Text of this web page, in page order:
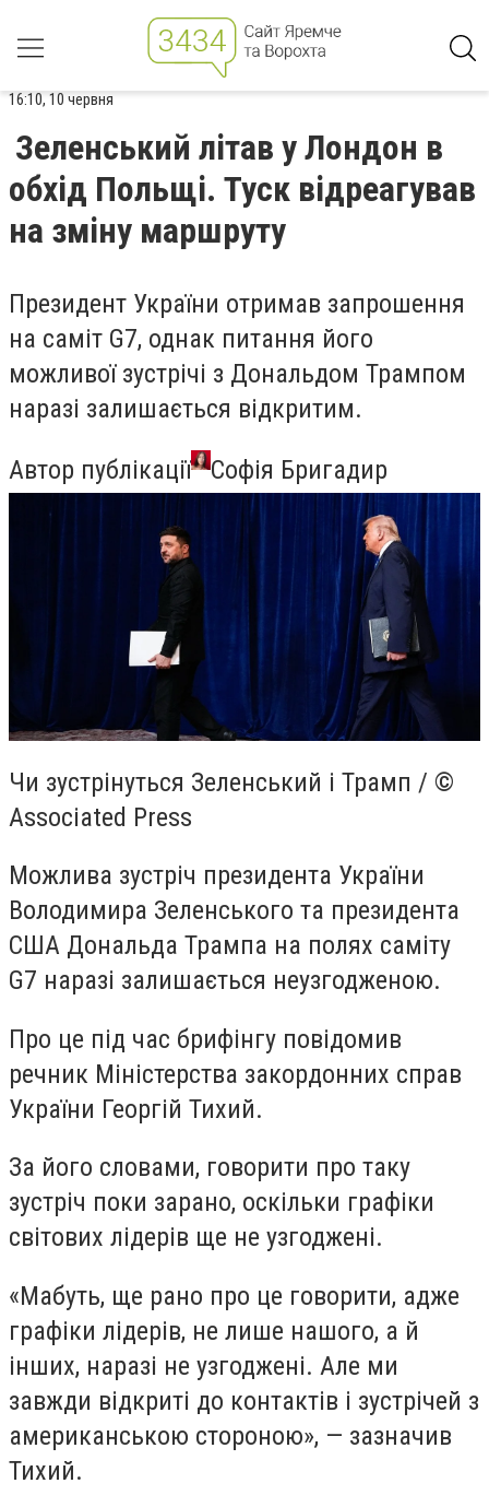
16:10, 10 червня
Зеленський літав у Лондон в
обхід Польщі. Туск відреагував
на зміну маршруту
Президент України отримав запрошення
на саміт G7, однак питання його
можливої зустрічі з Дональдом Трампом
наразі залишається відкритим.
Автор публікації
Софія Бригадир
Чи зустрінуться Зеленський і Трамп / ©
Associated Press
Можлива зустріч президента України
Володимира Зеленського та президента
США Дональда Трампа на полях саміту
G7 наразі залишається неузгодженою.
Про це під час брифінгу повідомив
речник Міністерства закордонних справ
України Георгій Тихий.
За його словами, говорити про таку
зустріч поки зарано, оскільки графіки
світових лідерів ще не узгоджені.
«Мабуть, ще рано про це говорити, адже
графіки лідерів, не лише нашого, а й
інших, наразі не узгоджені. Але ми
завжди відкриті до контактів і зустрічей з
американською стороною», — зазначив
Тихий.